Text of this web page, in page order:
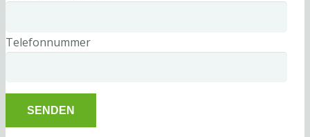
Telefonnummer